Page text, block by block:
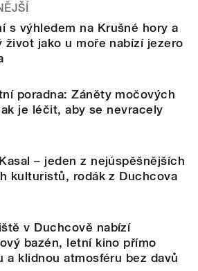
s výhledem na Krušné hory a
život jako u moře nabízí jezero
poradna: Záněty močových
je léčit, aby se nevracely
– jeden z nejúspěšnějších
kulturistů, rodák z Duchcova
v Duchcově nabízí
bazén, letní kino přímo
a klidnou atmosféru bez davů